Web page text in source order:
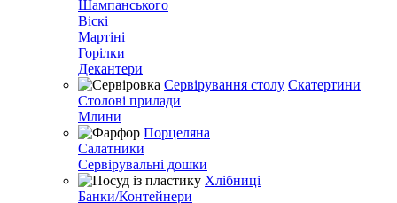
Шампанського
Віскі
Мартіні
Горілки
Декантери
Сервірування столу Скатертини
Столові прилади
Млини
Порцеляна
Салатники
Сервірувальні дошки
Хлібниці
Банки/Контейнери